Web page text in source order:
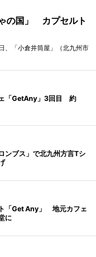
の国」 カプセルト
、「小倉井筒屋」（北九州市
「GetAny」3回目 約
ンブス」で北九州方言Tシ
「Get Any」 地元カフェ
に